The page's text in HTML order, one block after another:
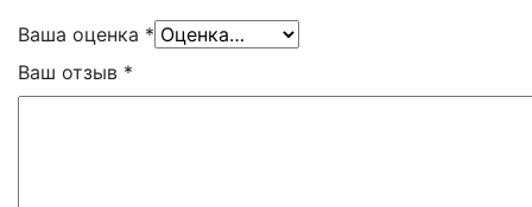
Ваша оценка *
Ваш отзыв *